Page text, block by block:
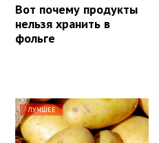
Вот почему продукты
нельзя хранить в
фольге
ЛУЧШЕЕ